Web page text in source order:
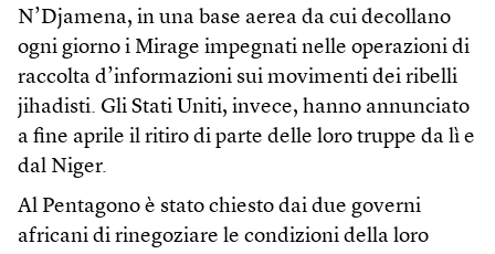
N’Djamena, in una base aerea da cui decollano
ogni giorno i Mirage impegnati nelle operazioni di
raccolta d’informazioni sui movimenti dei ribelli
jihadisti. Gli Stati Uniti, invece, hanno annunciato
a fine aprile il ritiro di parte delle loro truppe da lì e
dal Niger.
Al Pentagono è stato chiesto dai due governi
africani di rinegoziare le condizioni della loro